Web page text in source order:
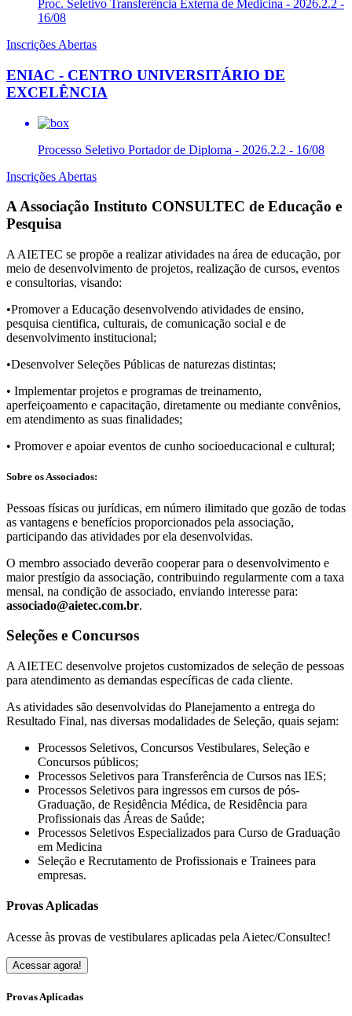
Proc. Seletivo Transferência Externa de Medicina - 2026.2.2 -
16/08
Inscrições Abertas
ENIAC - CENTRO UNIVERSITÁRIO DE
EXCELÊNCIA
Processo Seletivo Portador de Diploma - 2026.2.2 - 16/08
Inscrições Abertas
A Associação Instituto CONSULTEC de Educação e
Pesquisa
A AIETEC se propõe a realizar atividades na área de educação, por
meio de desenvolvimento de projetos, realização de cursos, eventos
e consultorias, visando:
•Promover a Educação desenvolvendo atividades de ensino,
pesquisa cientifica, culturais, de comunicação social e de
desenvolvimento institucional;
•Desenvolver Seleções Públicas de naturezas distintas;
• Implementar projetos e programas de treinamento,
aperfeiçoamento e capacitação, diretamente ou mediante convênios,
em atendimento as suas finalidades;
• Promover e apoiar eventos de cunho socioeducacional e cultural;
Sobre os Associados:
Pessoas fí­sicas ou jurí­dicas, em número ilimitado que gozão de todas
as vantagens e benefí­cios proporcionados pela associação,
participando das atividades por ela desenvolvidas.
O membro associado deverão cooperar para o desenvolvimento e
maior prestí­gio da associação, contribuindo regularmente com a taxa
mensal, na condição de associado, enviando interesse para:
associado@aietec.com.br.
Seleções e Concursos
A AIETEC desenvolve projetos customizados de seleção de pessoas
para atendimento as demandas específicas de cada cliente.
As atividades são desenvolvidas do Planejamento a entrega do
Resultado Final, nas diversas modalidades de Seleção, quais sejam:
Processos Seletivos, Concursos Vestibulares, Seleção e
Concursos públicos;
Processos Seletivos para Transferência de Cursos nas IES;
Processos Seletivos para ingressos em cursos de pós-
Graduação, de Residência Médica, de Residência para
Profissionais das Áreas de Saúde;
Processos Seletivos Especializados para Curso de Graduação
em Medicina
Seleção e Recrutamento de Profissionais e Trainees para
empresas.
Provas Aplicadas
Acesse às provas de vestibulares aplicadas pela Aietec/Consultec!
Acessar agora!
Provas Aplicadas